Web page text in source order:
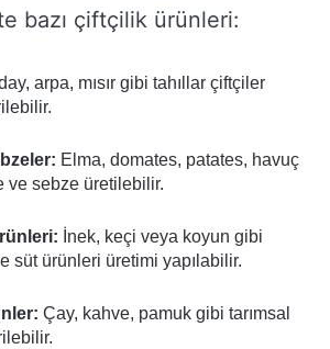
bazı çiftçilik ürünleri:
arpa, mısır gibi tahıllar çiftçiler
Elma, domates, patates, havuç
ve sebze üretilebilir.
İnek, keçi veya koyun gibi
süt ürünleri üretimi yapılabilir.
Çay, kahve, pamuk gibi tarımsal